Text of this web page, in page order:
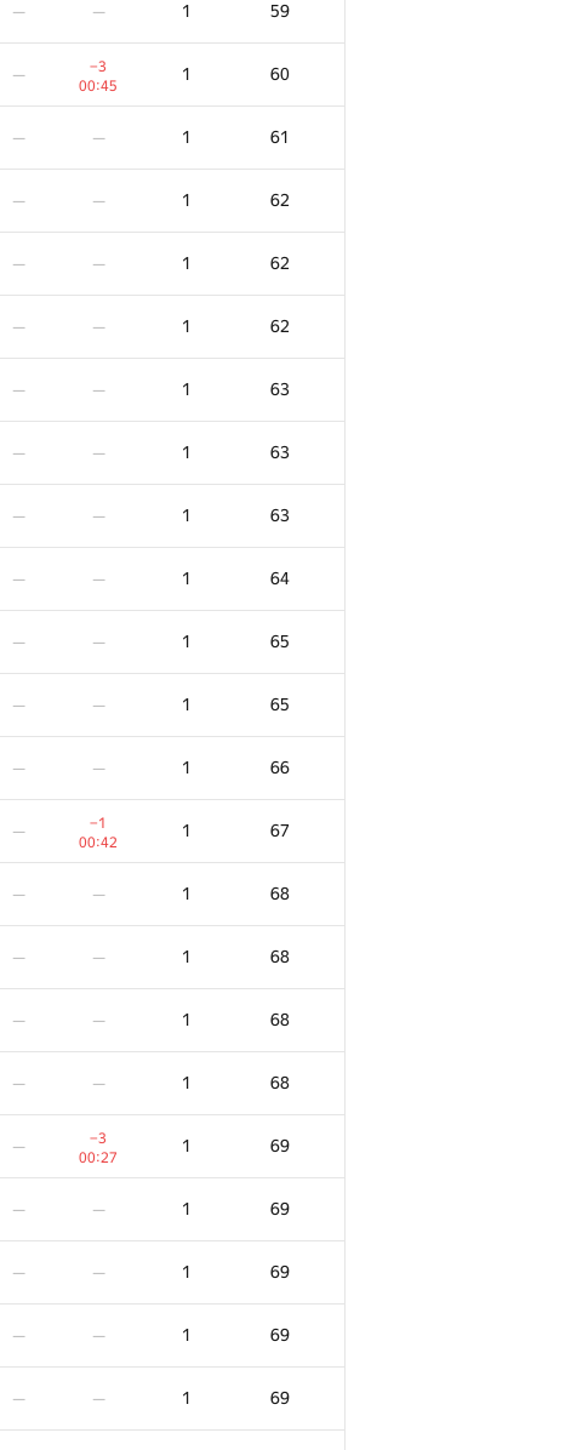
— — 1 59
—
−3
00:45
1 60
— — 1 61
— — 1 62
— — 1 62
— — 1 62
— — 1 63
— — 1 63
— — 1 63
— — 1 64
— — 1 65
— — 1 65
— — 1 66
—
−1
00:42
1 67
— — 1 68
— — 1 68
— — 1 68
— — 1 68
—
−3
00:27
1 69
— — 1 69
— — 1 69
— — 1 69
— — 1 69